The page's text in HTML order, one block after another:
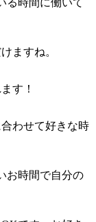
ますね。
す！
わせて好きな時
お時間で自分の